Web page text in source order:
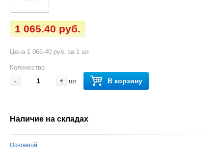
1 065.40 руб.
Цена 1 065.40 руб. за 1 шт
Количество
- + шт В корзину
Наличие на складах
Основной